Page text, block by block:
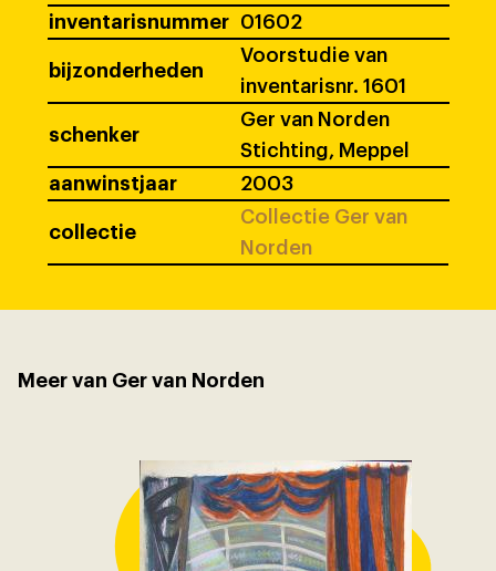
inventarisnummer
01602
bijzonderheden
Voorstudie van
inventarisnr. 1601
schenker
Ger van Norden
Stichting, Meppel
aanwinstjaar
2003
collectie
Collectie Ger van
Norden
Meer van Ger van Norden